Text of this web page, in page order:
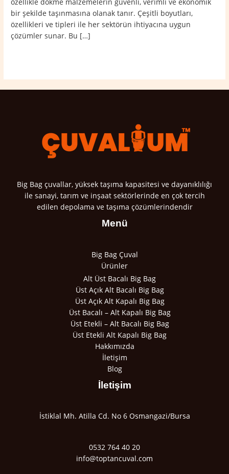
bir şekilde taşınmasına olanak tanır. Çeşitli boyutları,
özellikleri ve tipleri ile her sektörün ihtiyacına uygun
çözümler sunar. Bu […]
Big Bag çuvallar, yüksek taşıma kapasitesi ve dayanıklılığı
ile sanayi, tarım ve inşaat sektörlerinde en çok tercih
edilen depolama ve taşıma çözümlerindendir
Menü
Big Bag Çuval
Ürünler
Alt Üst Bacalı Big Bag
Üst Açık Alt Bacalı Big Bag
Üst Açık Alt Kapalı Big Bag
Üst Bacalı – Alt Kapalı Big Bag
Üst Etekli – Alt Bacalı Big Bag
Üst Etekli Alt Kapalı Big Bag
Hakkımızda
İletişim
Blog
İletişim
İstiklal Mh. Atilla Cd. No 6 Osmangazi/Bursa
0532 764 40 20
info@toptancuval.com